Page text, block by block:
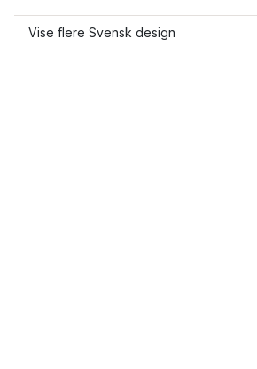
Vise flere Svensk design